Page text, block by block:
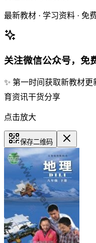
最新教材 · 学习资料 · 免
关注微信公众号，免
✨ 第一时间获取新教材更
育资讯干货分享
点击放大
保存二维码